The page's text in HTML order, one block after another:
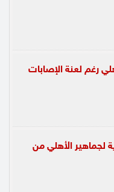
رغم لعنة الإصابات
لجماهير الأهلي من